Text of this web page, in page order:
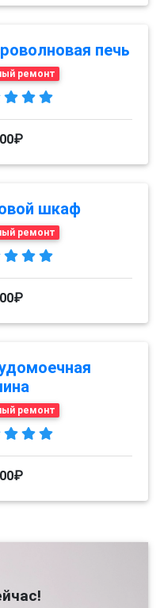
печь
ремонт
шкаф
ремонт
ремонт